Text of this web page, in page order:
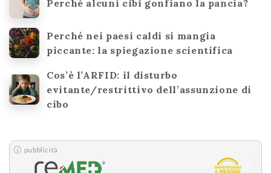
Perché alcuni cibi gonfiano la pancia?
Perché nei paesi caldi si mangia
piccante: la spiegazione scientifica
Cos’è l’ARFID: il disturbo
evitante/restrittivo dell’assunzione di
cibo
pubblicità